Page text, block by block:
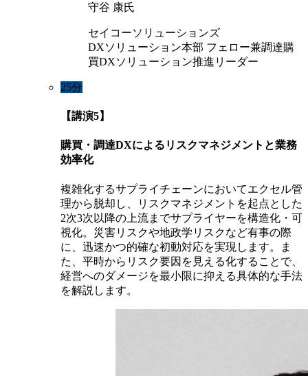
守谷 康氏
セイコーソリューションズ
DXソリューション本部 フェロー兼調達購
買DXソリューション推進リーダー
25分
【講演5】
購買・調達DXによるリスクマネジメントと業務
効率化
複雑化するサプライチェーンにおいてエクセル管
理から脱却し、リスクマネジメントを起点とした
2次3次以降の上流までサプライヤーを構造化・可
視化。災害リスクや地政学リスクなど有事の際
に、迅速かつ的確な初動対応を実現します。ま
た、平時からリスク要因を見える化することで、
経営へのダメージを最小限に抑える具体的な手法
を解説します。